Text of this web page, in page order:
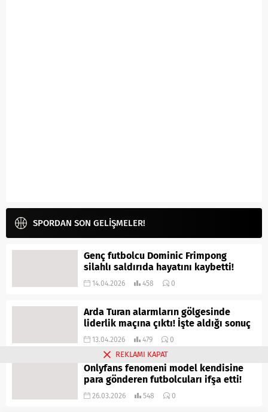
SPORDAN SON GELİŞMELER!
Genç futbolcu Dominic Frimpong
silahlı saldırıda hayatını kaybetti!
14.04.2026 458 0
Arda Turan alarmların gölgesinde
liderlik maçına çıktı! İşte aldığı sonuç
13.04.2026 479 0
Onlyfans fenomeni model kendisine
para gönderen futbolcuları ifşa etti!
26.03.2026 548 0
REKLAMI KAPAT